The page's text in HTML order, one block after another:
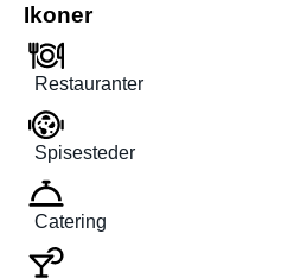
Ikoner
Restauranter
Spisesteder
Catering